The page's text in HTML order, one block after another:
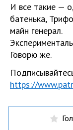
И все такие —
батенька,
майн генерал.
Говорю же.
https://